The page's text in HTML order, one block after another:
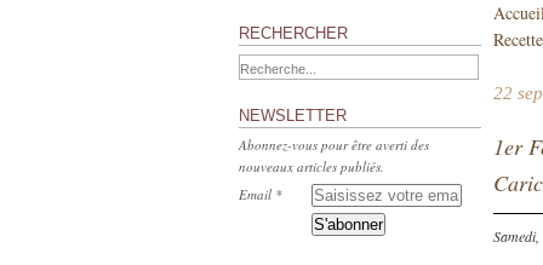
RECHERCHER
NEWSLETTER
Abonnez-vous pour être averti des
nouveaux articles publiés.
Email
22
1er